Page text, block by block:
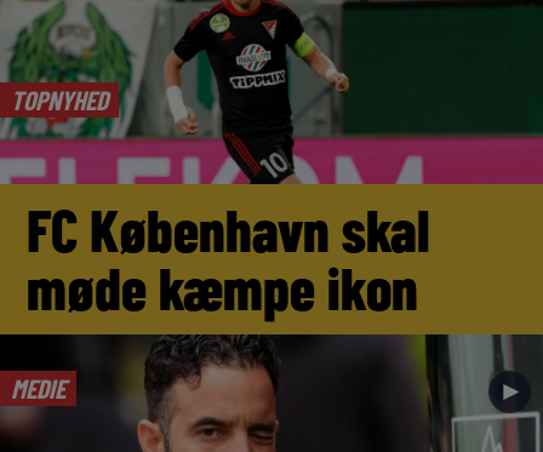
TOPNYHED
FC København skal
møde kæmpe ikon
MEDIE ►